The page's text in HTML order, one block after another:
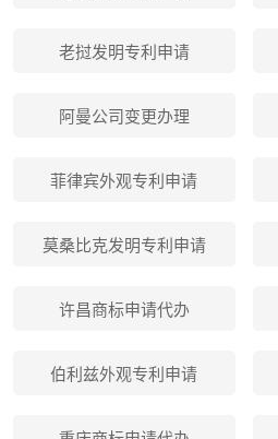
老挝发明专利申请
阿曼公司变更办理
菲律宾外观专利申请
莫桑比克发明专利申请
许昌商标申请代办
伯利兹外观专利申请